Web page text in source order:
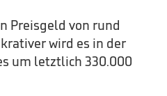
Preisgeld von rund
wird es in der
um letztlich 330.000